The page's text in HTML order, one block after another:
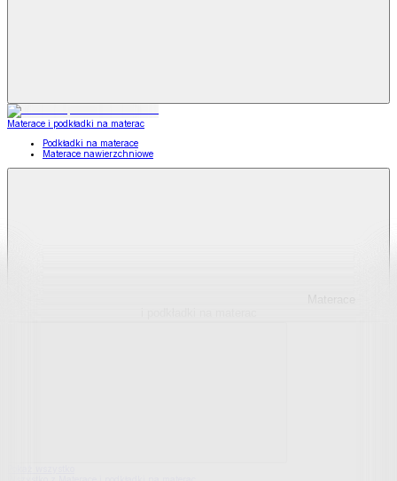
Materace i podkładki na materac
Podkładki na materace
Materace nawierzchniowe